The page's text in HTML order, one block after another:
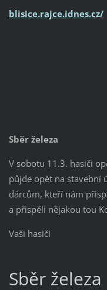
blisice.rajce.idnes.cz/
Sběr železa
V sobotu 11.3. hasiči
půjde opět na stavební
dárcům, kteří nám
a přispěli nějakou tou
Vaši hasiči
Sběr železa